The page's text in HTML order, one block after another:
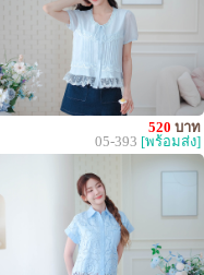
520 บาท
05-393 [พร้อมส่ง]